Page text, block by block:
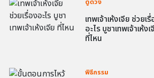
เทพเจ้าเห้งเจีย ช่วยเ
อะไร บูชาเทพเจ้าเห้งเ
ที่ไหน
พิธีกรรม